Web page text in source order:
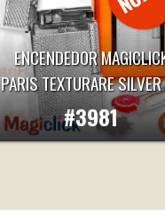
ENCENDEDOR
PARIS TEXTURARE
#3981